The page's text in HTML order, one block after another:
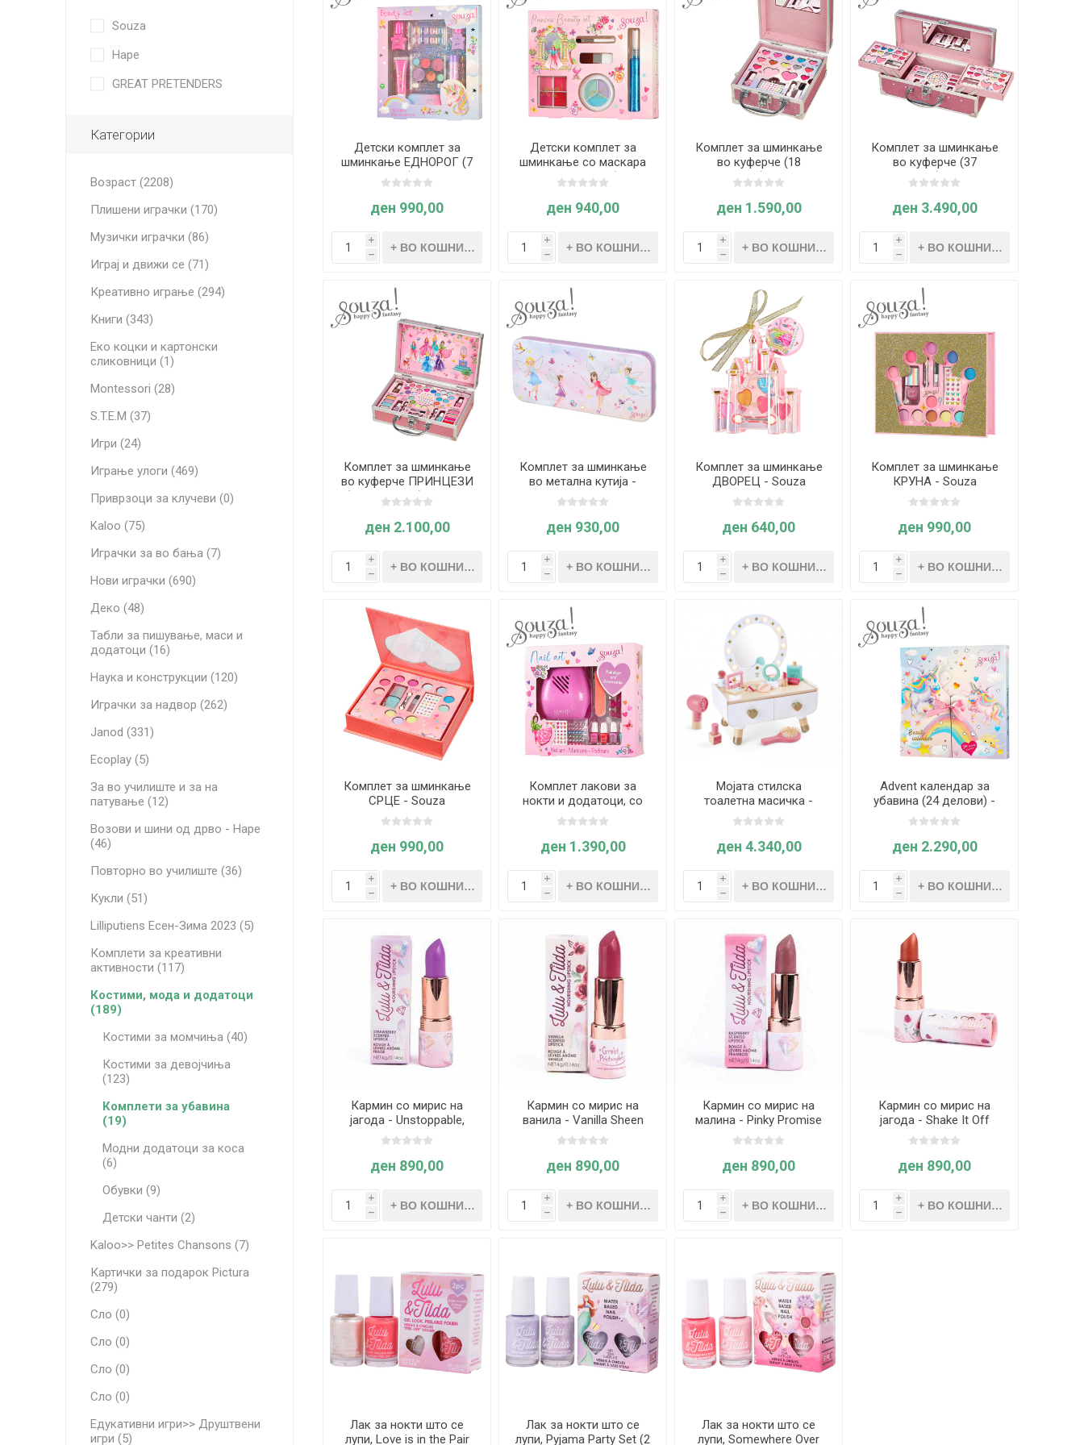
Детски комплет за
шминкање ЕДНОРОГ (7
елементи) - Souza
ден 990,00
i
h
Детски комплет за
шминкање со маскара
ПРИНЦЕЗИ (5
ден 940,00
i
h
Комплет за шминкање
во куферче (18
елементи) - Souza
ден 1.590,00
i
h
Комплет за шминкање
во куферче (37
елементи) - Souza
ден 3.490,00
i
h
Комплет за шминкање
во куферче ПРИНЦЕЗИ
(36 елементи) - Souza
ден 2.100,00
i
h
Комплет за шминкање
во метална кутија -
ЕЛФ - Souza
ден 930,00
i
h
Комплет за шминкање
ДВОРЕЦ - Souza
ден 640,00
i
h
Комплет за шминкање
КРУНА - Souza
ден 990,00
i
h
Комплет за шминкање
СРЦЕ - Souza
ден 990,00
i
h
Комплет лакови за
нокти и додатоци, со
фен за сушење - Souza
ден 1.390,00
i
h
Мојата стилска
тоалетна масичка -
HAPE
ден 4.340,00
i
h
Advent календар за
убавина (24 делови) -
Souza
ден 2.290,00
i
h
Кармин со мирис на
јагода - Unstoppable,
Great Pretenders
ден 890,00
i
h
Кармин со мирис на
ванила - Vanilla Sheen
Stealer, Great Pretenders
ден 890,00
i
h
Кармин со мирис на
малина - Pinky Promise
Raspberry, Great
ден 890,00
i
h
Кармин со мирис на
јагода - Shake It Off
Strawberry, Great
ден 890,00
i
h
Лак за нокти што се
лупи, Love is in the Pair
Лак за нокти што се
лупи, Pyjama Party Set (2
Лак за нокти што се
лупи, Somewhere Over
Souza
Hape
GREAT PRETENDERS
Категории
Возраст (2208)
Плишени играчки (170)
Музички играчки (86)
Играј и движи се (71)
Креативно играње (294)
Книги (343)
Еко коцки и картонски
сликовници (1)
Montessori (28)
S.T.E.M (37)
Игри (24)
Играње улоги (469)
Приврзоци за клучеви (0)
Kaloo (75)
Играчки за во бања (7)
Нови играчки (690)
Деко (48)
Табли за пишување, маси и
додатоци (16)
Наука и конструкции (120)
Играчки за надвор (262)
Janod (331)
Ecoplay (5)
За во училиште и за на
патување (12)
Возови и шини од дрво - Hape
(46)
Повторно во училиште (36)
Кукли (51)
Lilliputiens Есен-Зима 2023 (5)
Комплети за креативни
активности (117)
Костими, мода и додатоци
(189)
Костими за момчиња (40)
Костими за девојчиња
(123)
Комплети за убавина
(19)
Модни додатоци за коса
(6)
Обувки (9)
Детски чанти (2)
Kaloo>> Petites Chansons (7)
Картички за подарок Pictura
(279)
Сло (0)
Сло (0)
Сло (0)
Сло (0)
Едукативни игри>> Друштвени
игри (5)